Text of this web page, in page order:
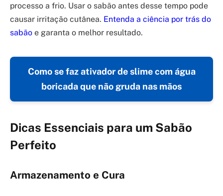
processo a frio. Usar o sabão antes desse tempo pode
causar irritação cutânea. Entenda a ciência por trás do
sabão e garanta o melhor resultado.
Como se faz ativador de slime com água
boricada que não gruda nas mãos
Dicas Essenciais para um Sabão
Perfeito
Armazenamento e Cura